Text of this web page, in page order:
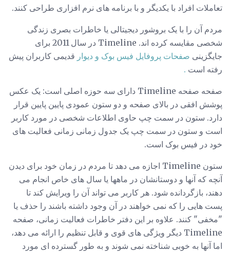
تعاملات افراد با یکدیگر و با برنامه های نرم افزاری طراحی کنند.
مردم آن را با یک بروشور دیجیتالی یا خاطرات بصری زندگی
شخصی مقایسه کرده اند. Timeline در سال 2011 برای
جایگزینی صفحات پروفایل فیس بوک و دیوار قدیمی کاربران پیش
رفته است .
صفحه صفحه Timeline دارای سه حوزه اصلی است: یک عکس
پوشش افقی در بالای صفحه و دو ستون عمودی پایین پایین قرار
دارد. ستون در سمت چپ حاوی اطلاعات شخصی در مورد کاربر
است و ستون در سمت چپ یک جدول زمانی زمانی فعالیت های
خود در فیس بوک است.
ستون Timeline اجازه می دهد تا مردم در زمان خود برای دیدن
آنچه که آنها و دوستانشان در ماهها یا سال های خاص انجام می
دهند، بازگردانده شود. هر کاربر می تواند آن را ویرایش کند تا
پست هایی را که نمی خواهند در آن وجود داشته باشند را حذف یا
"مخفی" کنند. علاوه بر این دفتر خاطرات فعالیت زمانی، صفحه
Timeline دیگر ویژگی های قوی و قابل تنظیم را ارائه می دهد،
اما آنها به خوبی شناخته نمی شوند و به طور گسترده ای مورد